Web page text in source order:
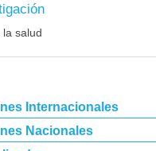
la salud
Internacionales
Nacionales